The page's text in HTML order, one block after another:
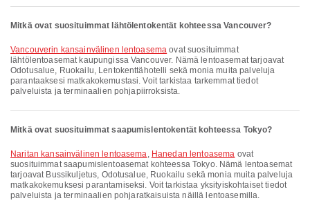
Mitkä ovat suosituimmat lähtölentokentät kohteessa Vancouver?
Vancouverin kansainvälinen lentoasema ovat suosituimmat
lähtölentoasemat kaupungissa Vancouver. Nämä lentoasemat tarjoavat
Odotusalue, Ruokailu, Lentokenttähotelli sekä monia muita palveluja
parantaaksesi matkakokemustasi. Voit tarkistaa tarkemmat tiedot
palveluista ja terminaalien pohjapiirroksista.
Mitkä ovat suosituimmat saapumislentokentät kohteessa Tokyo?
Naritan kansainvälinen lentoasema, Hanedan lentoasema ovat
suosituimmat saapumislentoasemat kohteessa Tokyo. Nämä lentoasemat
tarjoavat Bussikuljetus, Odotusalue, Ruokailu sekä monia muita palveluja
matkakokemuksesi parantamiseksi. Voit tarkistaa yksityiskohtaiset tiedot
palveluista ja terminaalien pohjaratkaisuista näillä lentoasemilla.